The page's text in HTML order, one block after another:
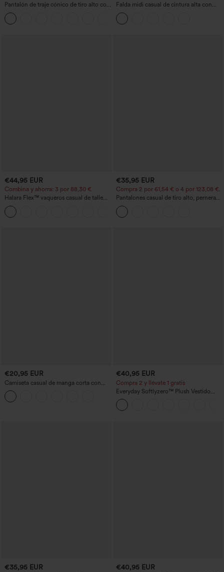
Pantalón de traje cónico de tiro alto con
bolsillos
Falda midi casual de cintura alta con
control abdominal, fruncida, bajo curvo,
2 en 1 en forro polar y PU
€44,95 EUR
Combina y ahorra: 3 por 88,30 €
Halara Flex™ vaqueros casual de talle
alto con bolsillos, estilo baggy de pierna
ancha, efecto lavado
€35,95 EUR
Compra 2 por 61,54 € o 4 por 123,08 €.
Pantalones casual de tiro alto, pernera
ancha y corte holgado, con bolsillos
€20,95 EUR
Camiseta casual de manga corta con
escote en V, fruncida y lisa
€40,95 EUR
Compra 2 y llévate 1 gratis
Everyday Softlyzero™ Plush Vestido
deportivo sin espalda 2 en 1
acampanado -Wannabe -Easy Peezy
€35,95 EUR €40,95 EUR